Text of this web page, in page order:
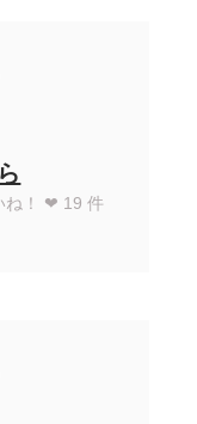
ね！ ❤︎ 19 件